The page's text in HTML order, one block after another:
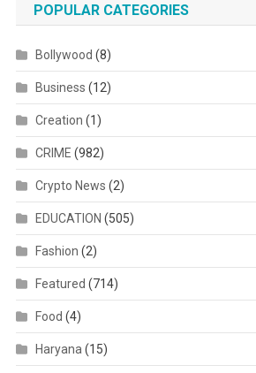
POPULAR CATEGORIES
Bollywood (8)
Business (12)
Creation (1)
CRIME (982)
Crypto News (2)
EDUCATION (505)
Fashion (2)
Featured (714)
Food (4)
Haryana (15)